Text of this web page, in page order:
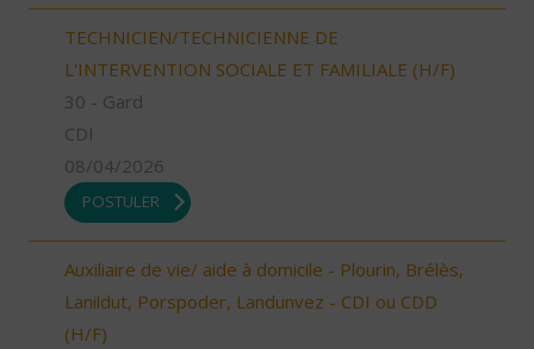
TECHNICIEN/TECHNICIENNE DE
L'INTERVENTION SOCIALE ET FAMILIALE (H/F)
30 - Gard
CDI
08/04/2026
POSTULER
Auxiliaire de vie/ aide à domicile - Plourin, Brélès,
Lanildut, Porspoder, Landunvez - CDI ou CDD
(H/F)